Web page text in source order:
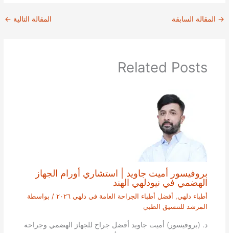
→ المقالة السابقة المقالة التالية ←
Related Posts
بروفيسور أميت جاويد | استشاري أورام الجهاز
الهضمي في نيودلهي الهند
أطباء دلهي, أفضل أطباء الجراحة العامة في دلهي ٢٠٢٦
/ بواسطة
المرشد للتنسيق الطبي
د. (بروفيسور) أميت جاويد أفضل جراح للجهاز الهضمي وجراحة